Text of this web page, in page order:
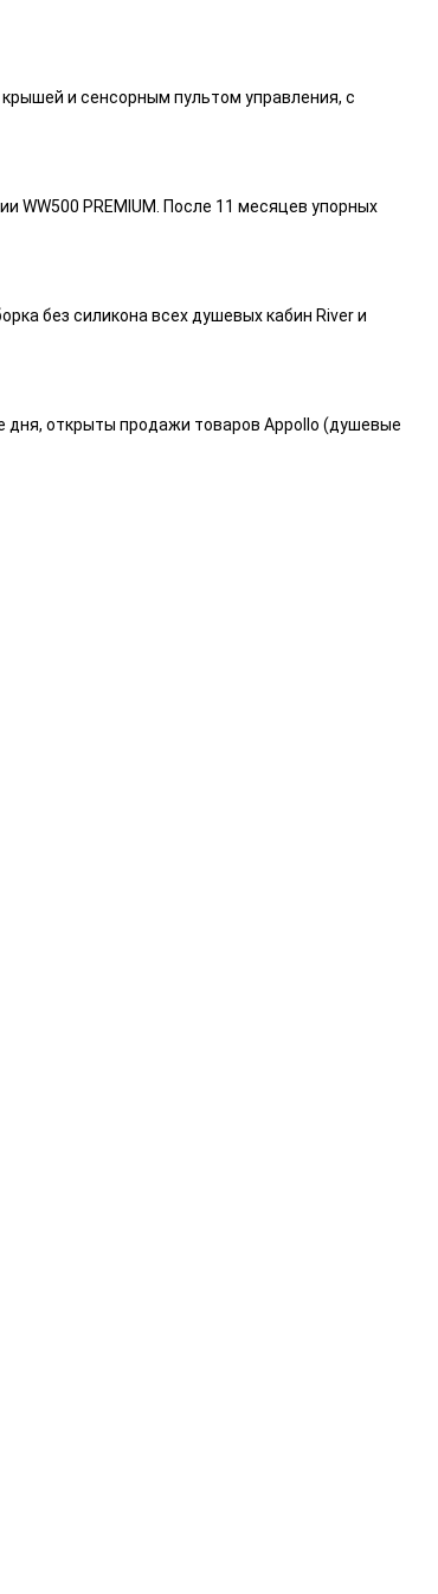
и сенсорным пультом управления, с
PREMIUM. После 11 месяцев упорных
без силикона всех душевых кабин River и
дня, открыты продажи товаров Appollo (душевые